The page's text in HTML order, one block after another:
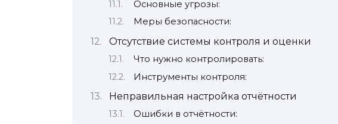
Основные угрозы:
Меры безопасности:
Отсутствие системы контроля и оценки
Что нужно контролировать:
Инструменты контроля:
Неправильная настройка отчётности
Ошибки в отчётности: